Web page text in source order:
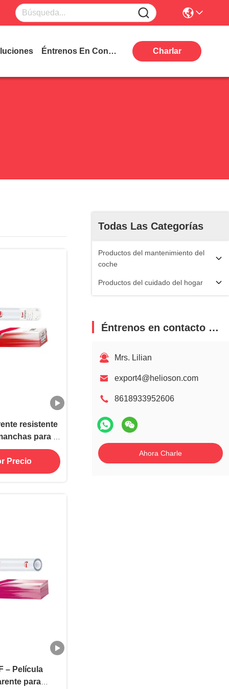
Éntrenos En Contacto Con Charlar
Todas Las Categorías
Productos del mantenimiento del
coche
Productos del cuidado del hogar
Éntrenos en contacto con
Mrs. Lilian
export4@helioson.com
8618933952606
Ahora Charle
resistente
para la
del coche
Precio
– Película
para